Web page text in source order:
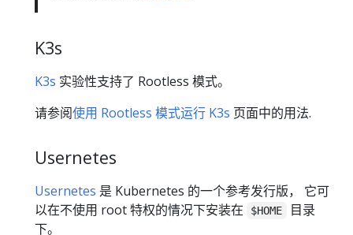
K3s
K3s 实验性支持了 Rootless 模式。
请参阅使用 Rootless 模式运行 K3s 页面中的用法.
Usernetes
Usernetes 是 Kubernetes 的一个参考发行版， 它可
以在不使用 root 特权的情况下安装在
$HOME
目录
下。